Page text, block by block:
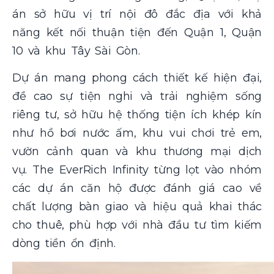
án sở hữu vị trí nội đô đắc địa với khả
năng kết nối thuận tiện đến Quận 1, Quận
10 và khu Tây Sài Gòn.
Dự án mang phong cách thiết kế hiện đại,
đề cao sự tiện nghi và trải nghiệm sống
riêng tư, sở hữu hệ thống tiện ích khép kín
như hồ bơi nước ấm, khu vui chơi trẻ em,
vườn cảnh quan và khu thương mại dịch
vụ. The EverRich Infinity từng lọt vào nhóm
các dự án căn hộ được đánh giá cao về
chất lượng bàn giao và hiệu quả khai thác
cho thuê, phù hợp với nhà đầu tư tìm kiếm
dòng tiền ổn định.